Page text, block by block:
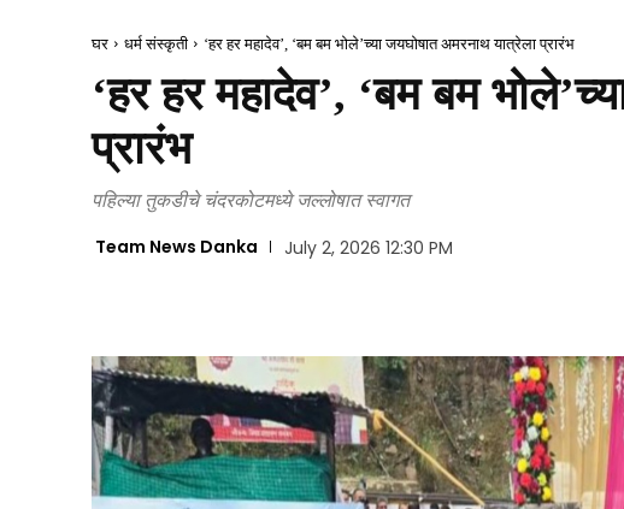
घर धर्म संस्कृती ‘हर हर महादेव’, ‘बम बम भोले’च्या जयघोषात अमरनाथ यात्रेला प्रारंभ
‘हर हर महादेव’, ‘बम बम
प्रारंभ
पहिल्या तुकडीचे चंदरकोटमध्ये जल्लोषात स्वागत
Team News Danka July 2, 2026 12:30 PM